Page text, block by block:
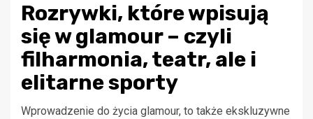
Rozrywki, które wpisują
się w glamour – czyli
filharmonia, teatr, ale i
elitarne sporty
Wprowadzenie do życia glamour, to także ekskluzywne